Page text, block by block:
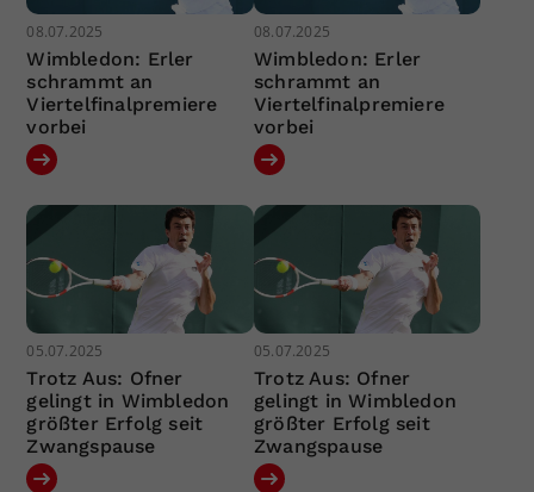
08.07.2025
Wimbledon: Erler
schrammt an
Viertelfinalpremiere
vorbei
08.07.2025
Wimbledon: Erler
schrammt an
Viertelfinalpremiere
vorbei
05.07.2025
Trotz Aus: Ofner
gelingt in Wimbledon
größter Erfolg seit
Zwangspause
05.07.2025
Trotz Aus: Ofner
gelingt in Wimbledon
größter Erfolg seit
Zwangspause